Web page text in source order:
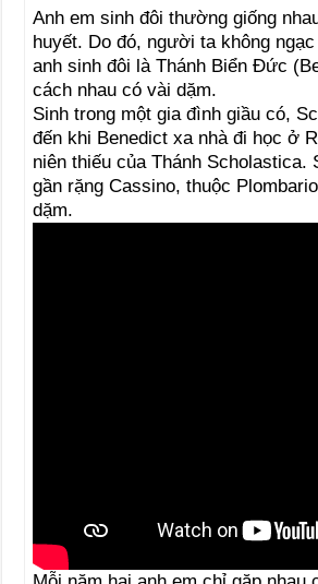
Anh em sinh đôi thường giống
huyết. Do đó, người ta không
anh sinh đôi là Thánh Biển Ðức
cách nhau có vài dặm.
Sinh trong một gia đình giầu có,
đến khi Benedict xa nhà đi học ở
niên thiếu của Thánh
gần rặng Cassino, thuộc
dặm.